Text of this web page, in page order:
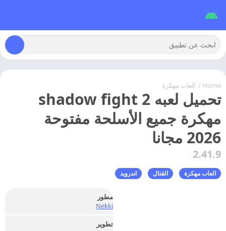
Home
/ العاب مهكرة
تحميل لعبه shadow fight 2
مهكرة جميع الأسلحة مفتوحة
2026 مجانا
2.41.9
العاب مهكرة القتال اندرويد
مطور
Nekki
تطوير